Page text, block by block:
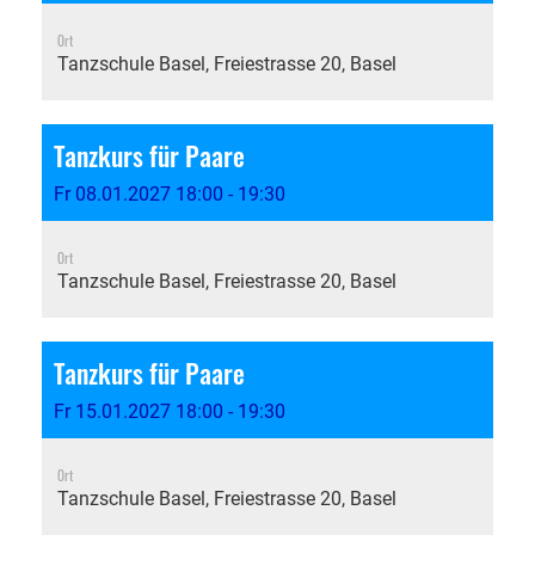
Ort
Tanzschule Basel, Freiestrasse 20, Basel
Tanzkurs für Paare
Fr 08.01.2027 18:00 - 19:30
Ort
Tanzschule Basel, Freiestrasse 20, Basel
Tanzkurs für Paare
Fr 15.01.2027 18:00 - 19:30
Ort
Tanzschule Basel, Freiestrasse 20, Basel